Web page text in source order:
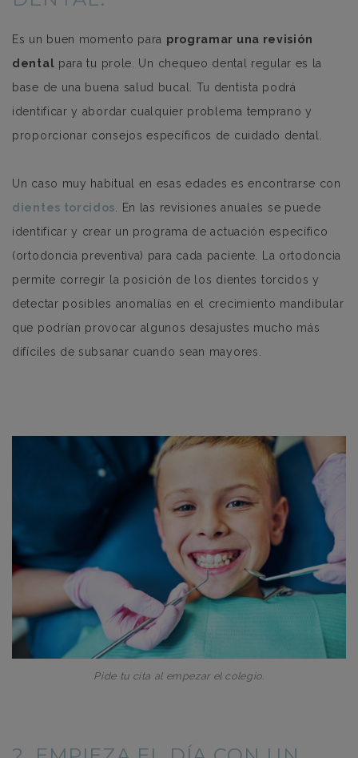
Es un buen momento para programar una revisión
dental para tu prole. Un chequeo dental regular es la
base de una buena salud bucal. Tu dentista podrá
identificar y abordar cualquier problema temprano y
proporcionar consejos específicos de cuidado dental.
Un caso muy habitual en esas edades es encontrarse con
dientes torcidos . En las revisiones anuales se puede
identificar y crear un programa de actuación específico
(ortodoncia preventiva) para cada paciente. La ortodoncia
permite corregir la posición de los dientes torcidos y
detectar posibles anomalías en el crecimiento mandibular
que podrían provocar algunos desajustes mucho más
difíciles de subsanar cuando sean mayores.
Pide tu cita al empezar el colegio.